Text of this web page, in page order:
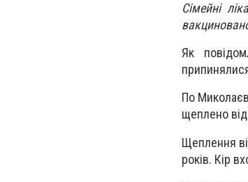
Сімейні
Як
По
щеплено від
Щеплення
років. Кір